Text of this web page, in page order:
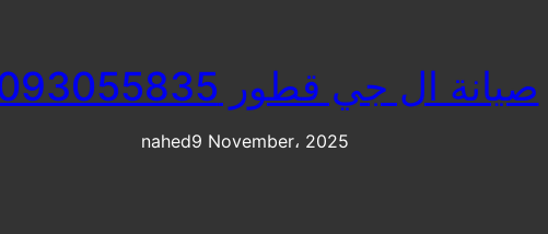
صيانة ال جي قطور 01093055835
nahed9 November، 2025